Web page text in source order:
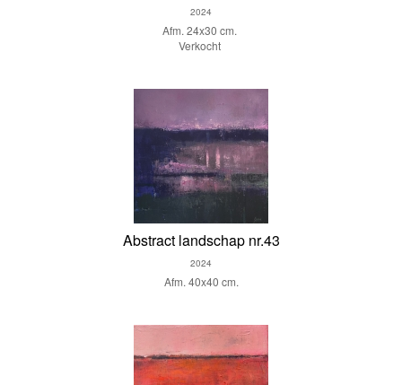
2024
Afm. 24x30 cm.
Verkocht
Abstract landschap nr.43
2024
Afm. 40x40 cm.